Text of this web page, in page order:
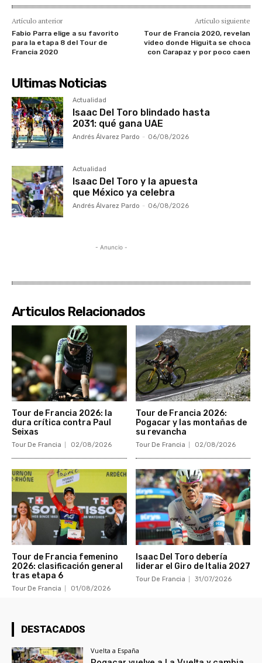
Artículo anterior
Fabio Parra elige a su favorito
para la etapa 8 del Tour de
Francia 2020
Artículo siguiente
Tour de Francia 2020, revelan
video donde Higuita se choca
con Carapaz y por poco caen
Ultimas Noticias
Actualidad
Isaac Del Toro blindado hasta
2031: qué gana UAE
Andrés Álvarez Pardo - 06/08/2026
Actualidad
Isaac Del Toro y la apuesta
que México ya celebra
Andrés Álvarez Pardo - 06/08/2026
- Anuncio -
Articulos Relacionados
Tour de Francia 2026: la
dura crítica contra Paul
Seixas
Tour De Francia 02/08/2026
Tour de Francia 2026:
Pogacar y las montañas de
su revancha
Tour De Francia 02/08/2026
Tour de Francia femenino
2026: clasificación general
tras etapa 6
Tour De Francia 01/08/2026
Isaac Del Toro debería
liderar el Giro de Italia 2027
Tour De Francia 31/07/2026
DESTACADOS
Vuelta a España